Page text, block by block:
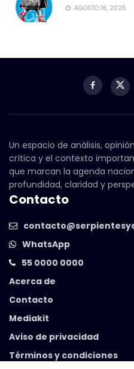
AGOSTO 18, 2025
Un espacio de análisis,
crítica y el contexto
que marcan la agenda
profundidad, claridad y
Contacto
WhatsApp
55 0000 0000
Acerca de
Contacto
Mediakit
Aviso de privacidad
Términos y condiciones